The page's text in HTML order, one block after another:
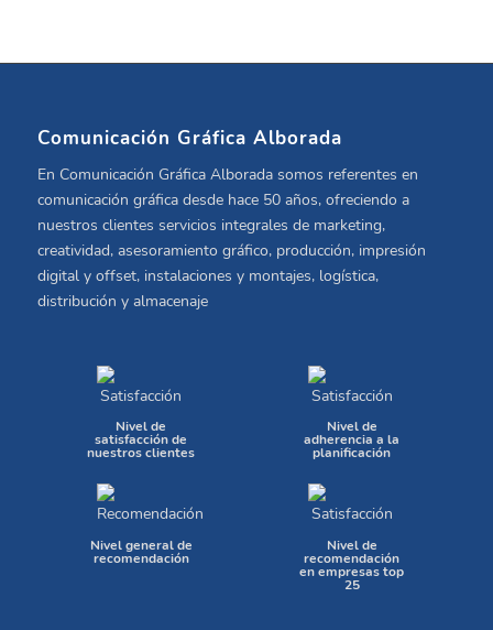
Comunicación Gráfica Alborada
En Comunicación Gráfica Alborada somos referentes en
comunicación gráfica desde hace 50 años, ofreciendo a
nuestros clientes servicios integrales de marketing,
creatividad, asesoramiento gráfico, producción, impresión
digital y offset, instalaciones y montajes, logística,
distribución y almacenaje
Nivel de
satisfacción de
nuestros clientes
Nivel de
adherencia a la
planificación
Nivel general de
recomendación
Nivel de
recomendación
en empresas top
25